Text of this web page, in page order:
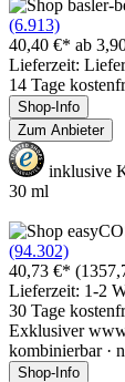
(6.913)
40,40 €* ab
Lieferzeit:
14 Tage
Shop-Info
Zum Anbieter
inklusive
30 ml
(94.302)
40,73 €*
Lieferzeit: 1-2
30 Tage
Exklusiver
kombinierbar ·
Shop-Info